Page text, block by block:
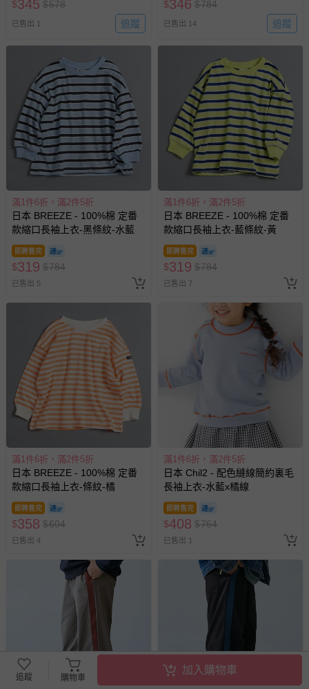
$345 $578
已售出 1 追蹤
$346 $784
已售出 14 追蹤
滿1件6折，滿2件5折
日本 BREEZE - 100%棉 定番
款縮口長袖上衣-黑條紋-水藍
即將售完
$319 $784
已售出 5
滿1件6折，滿2件5折
日本 BREEZE - 100%棉 定番
款縮口長袖上衣-藍條紋-黃
即將售完
$319 $784
已售出 7
滿1件6折，滿2件5折
日本 BREEZE - 100%棉 定番
款縮口長袖上衣-條紋-橘
即將售完
$358 $604
已售出 4
滿1件6折，滿2件5折
日本 Chil2 - 配色縫線簡約裏毛
長袖上衣-水藍x橘線
即將售完
$408 $764
已售出 1
追蹤 購物車
加入購物車